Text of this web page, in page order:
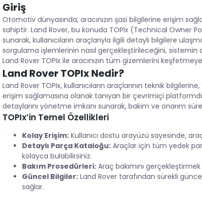
Giriş
Otomotiv dünyasında, aracınızın şasi bilgilerine erişim
sahiptir. Land Rover, bu konuda TOPIx (Technical Owner
sunarak, kullanıcıların araçlarıyla ilgili detaylı bilgilere
sorgulama işlemlerinin nasıl gerçekleştirileceğini, sistemin
Land Rover TOPIx ile aracınızın tüm gizemlerini
Land Rover TOPIx Nedir?
Land Rover TOPIx, kullanıcıların araçlarının teknik
erişim sağlamasına olanak tanıyan bir çevrimiçi
detaylarını yönetme imkanı sunarak, bakım ve onarım
TOPIx’in Temel Özellikleri
Kolay Erişim:Kullanıcı dostu arayüzü sayesinde,
Detaylı Parça Kataloğu:Araçlar için tüm yedek
kolayca bulabilirsiniz.
Bakım Prosedürleri:Araç bakımını
Güncel Bilgiler:Land Rover tarafından sürekli
sağlar.